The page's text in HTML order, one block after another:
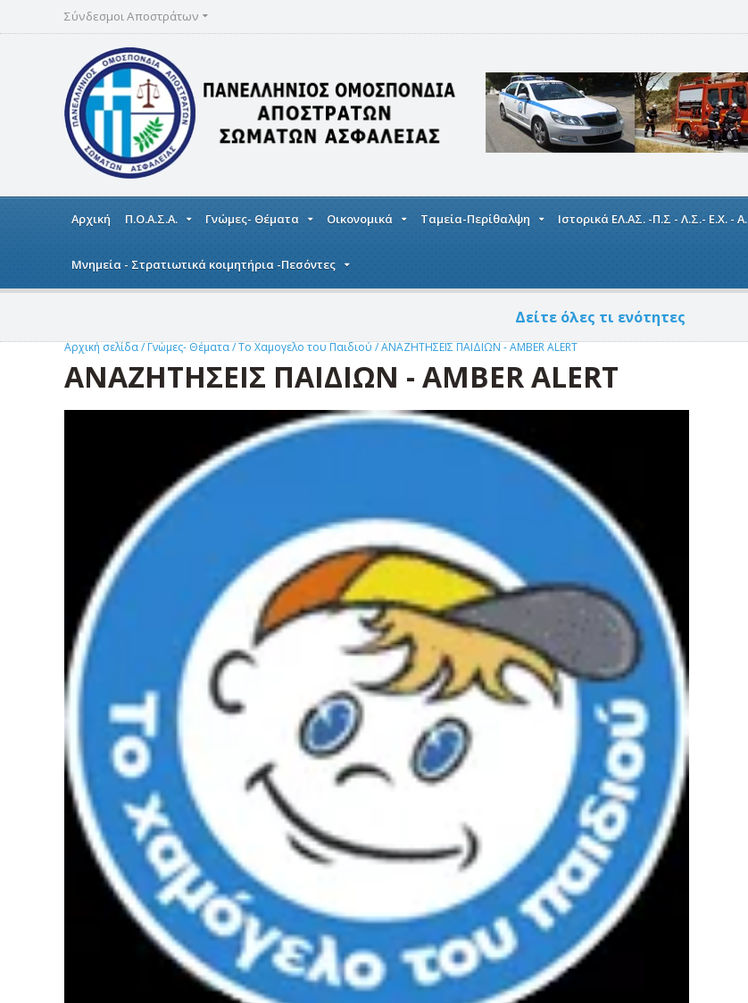
Σύνδεσμοι Αποστράτων
Αρχική Π.Ο.Α.Σ.Α. Γνώμες- Θέματα Οικονομικά Ταμεία-Περίθαλψη Ιστορικά ΕΛ.ΑΣ. -Π.Σ - Λ.Σ.- Ε.Χ. -
Μνημεία - Στρατιωτικά κοιμητήρια -Πεσόντες
Δείτε όλες τι ενότητες
Αρχική σελίδα/Γνώμες- Θέματα/Το Χαμογελο του Παιδιού/ΑΝΑΖΗΤΗΣΕΙΣ ΠΑΙΔΙΩΝ - AMBER ALERT
ΑΝΑΖΗΤΗΣΕΙΣ ΠΑΙΔΙΩΝ - AMBER ALERT